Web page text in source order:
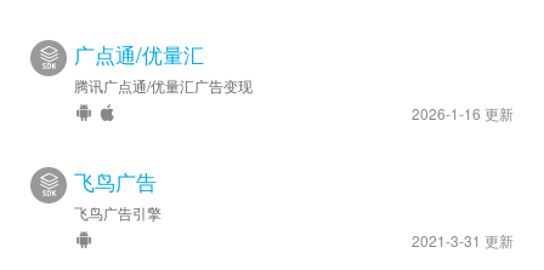
广点通/优量汇
腾讯广点通/优量汇广告变现
2026-1-16 更新
飞鸟广告
飞鸟广告引擎
2021-3-31 更新